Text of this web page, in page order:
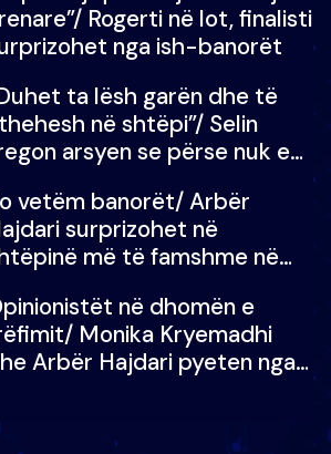
Rogerti në lot, finalisti
nga ish-banorët
ta lësh garën dhe të
në shtëpi”/ Selin
arsyen se përse nuk e
luftën time deri në fund
vetëm banorët/ Arbër
surprizohet në
më të famshme në
e tij
në dhomën e
Monika Kryemadhi
Arbër Hajdari pyeten nga
zëvendësonit njëri-tjetrin?